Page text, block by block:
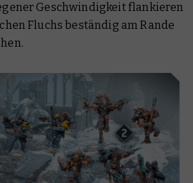
Geschwindigkeit flankieren
Fluchs beständig am Rande